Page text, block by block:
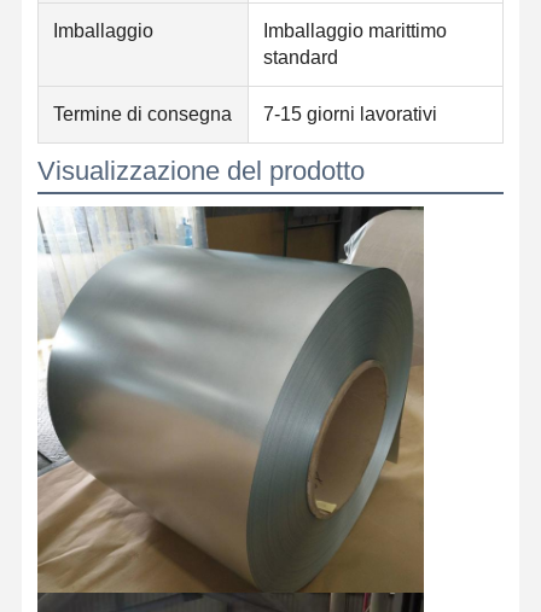
Imballaggio
Imballaggio marittimo
standard
Termine di consegna 7-15 giorni lavorativi
Visualizzazione del prodotto